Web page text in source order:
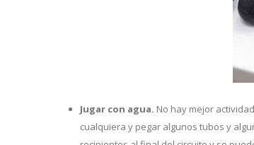
Jugar con agua. No hay mejor
cualquiera y pegar algunos tubos y